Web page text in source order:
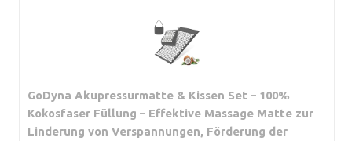
GoDyna Akupressurmatte & Kissen Set – 100%
Kokosfaser Füllung – Effektive Massage Matte zur
Linderung von Verspannungen, Förderung der